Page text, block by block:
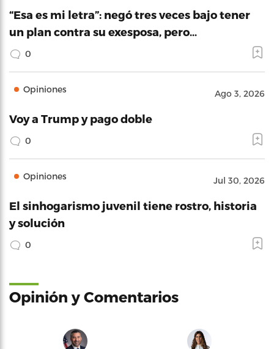
“Esa es mi letra”: negó tres veces bajo tener
un plan contra su exesposa, pero…
0
Opiniones Ago 3, 2026
Voy a Trump y pago doble
0
Opiniones Jul 30, 2026
El sinhogarismo juvenil tiene rostro, historia
y solución
0
Opinión y Comentarios